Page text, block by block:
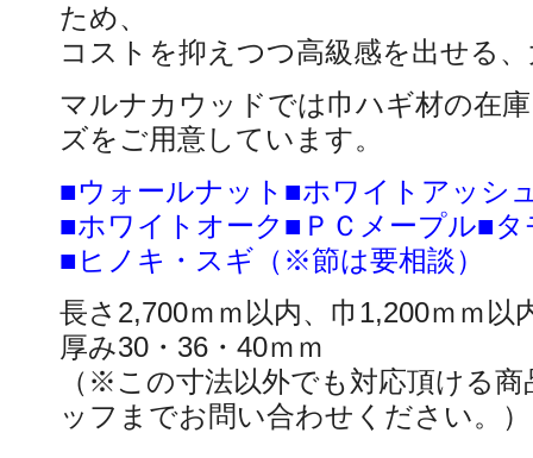
ため、
コストを抑えつつ高級感を出せる
マルナカウッドでは巾ハギ材の在
ズをご用意しています。
■ウォールナット■ホワイトアッシ
■ホワイトオーク■ＰＣメープル■タ
■ヒノキ・スギ（※節は要相談）
長さ2,700ｍｍ以内、巾1,200ｍｍ以
厚み30・36・40ｍｍ
（※この寸法以外でも対応頂ける
ッフまでお問い合わせください。）